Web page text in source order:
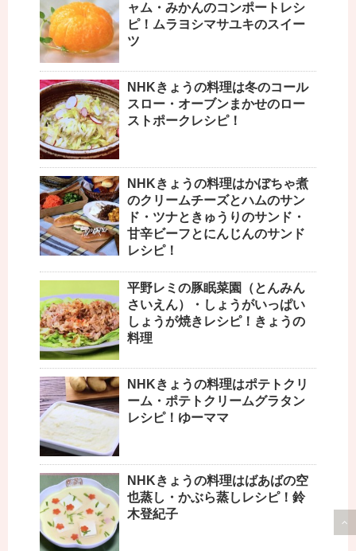
ャム・みかんのコンポートレシ
ピ！ムラヨシマサユキのスイー
ツ
NHKきょうの料理は冬のコール
スロー・オーブンまかせのロー
ストポークレシピ！
NHKきょうの料理はかぼちゃ煮
のクリームチーズとハムのサン
ド・ツナときゅうりのサンド・
甘辛ビーフとにんじんのサンド
レシピ！
平野レミの豚眠菜園（とんみん
さいえん）・しょうがいっぱい
しょうが焼きレシピ！きょうの
料理
NHKきょうの料理はポテトクリ
ーム・ポテトクリームグラタン
レシピ！ゆーママ
NHKきょうの料理はばあばの空
也蒸し・かぶら蒸しレシピ！鈴
木登紀子